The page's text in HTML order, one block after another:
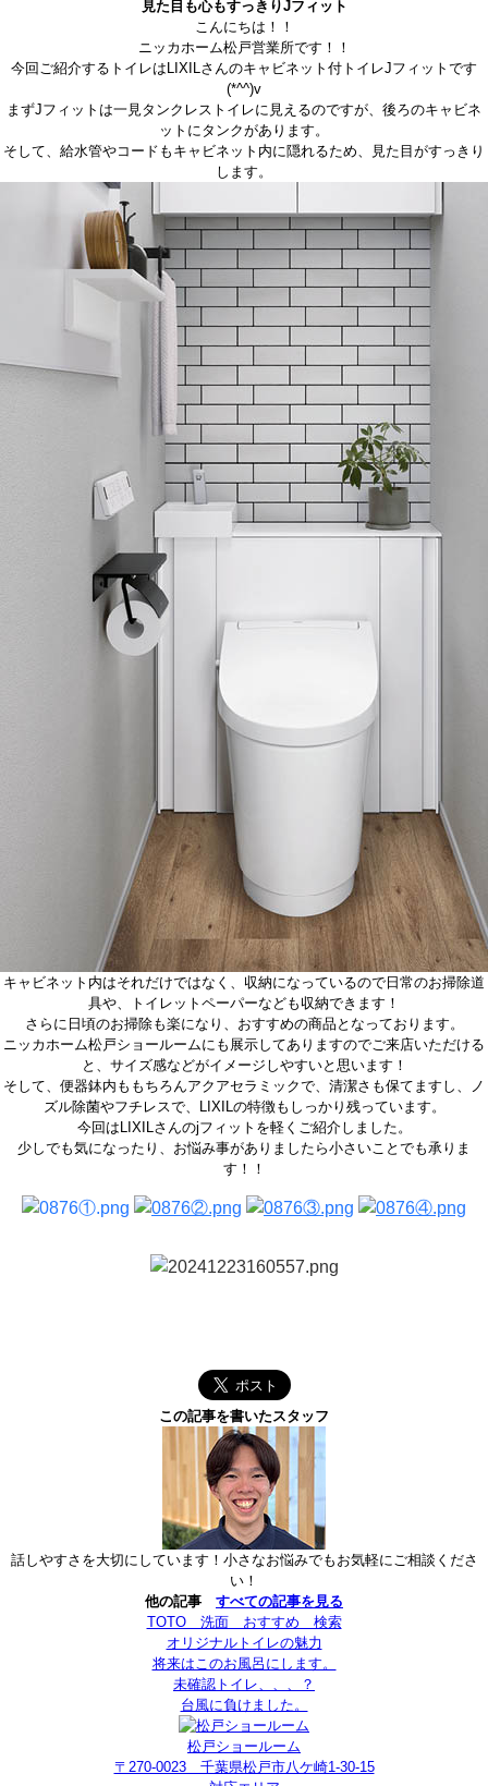
見た目も心もすっきりJフィット
こんにちは！！
ニッカホーム松戸営業所です！！
今回ご紹介するトイレはLIXILさんのキャビネット付トイレJフィットです
(*^^)v
まずJフィットは一見タンクレストイレに見えるのですが、後ろのキャビネ
ットにタンクがあります。
そして、給水管やコードもキャビネット内に隠れるため、見た目がすっきり
します。
キャビネット内はそれだけではなく、収納になっているので日常のお掃除道
具や、トイレットペーパーなども収納できます！
さらに日頃のお掃除も楽になり、おすすめの商品となっております。
ニッカホーム松戸ショールームにも展示してありますのでご来店いただける
と、サイズ感などがイメージしやすいと思います！
そして、便器鉢内ももちろんアクアセラミックで、清潔さも保てますし、ノ
ズル除菌やフチレスで、LIXILの特徴もしっかり残っています。
今回はLIXILさんのjフィットを軽くご紹介しました。
少しでも気になったり、お悩み事がありましたら小さいことでも承りま
す！！
この記事を書いたスタッフ
話しやすさを大切にしています！小さなお悩みでもお気軽にご相談くださ
い！
他の記事 すべての記事を見る
TOTO 洗面 おすすめ 検索
オリジナルトイレの魅力
将来はこのお風呂にします。
未確認トイレ、、、？
台風に負けました。
松戸ショールーム
〒270-0023 千葉県松戸市八ケ崎1-30-15